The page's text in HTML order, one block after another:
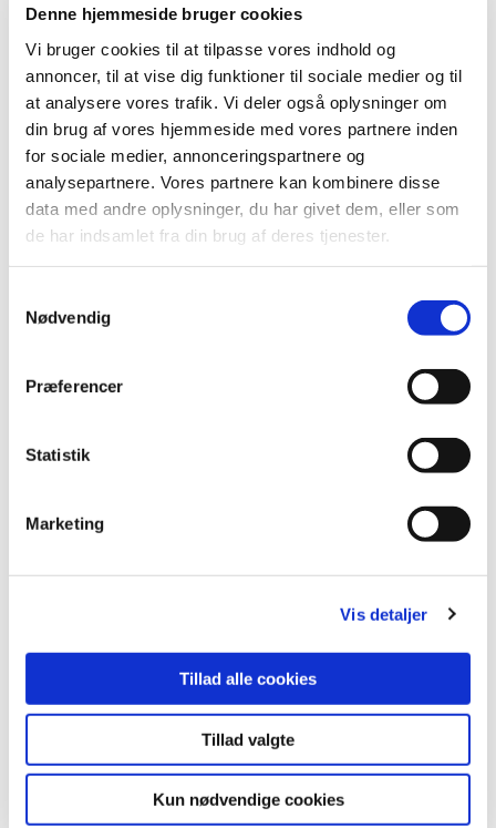
Denne hjemmeside bruger cookies
Vi bruger cookies til at tilpasse vores indhold og
annoncer, til at vise dig funktioner til sociale medier og til
at analysere vores trafik. Vi deler også oplysninger om
din brug af vores hjemmeside med vores partnere inden
for sociale medier, annonceringspartnere og
analysepartnere. Vores partnere kan kombinere disse
data med andre oplysninger, du har givet dem, eller som
de har indsamlet fra din brug af deres tjenester.
Nødvendig
Præferencer
Statistik
Marketing
Vis detaljer
Tillad alle cookies
Tillad valgte
Kun nødvendige cookies
Oversigt
Prags Boulevard 71A, 2300
København S